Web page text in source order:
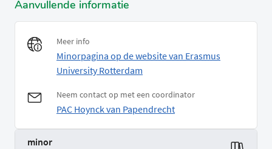
Aanvullende informatie
Meer info
Minorpagina op de website van Erasmus
University Rotterdam
Neem contact op met een coordinator
PAC Hoynck van Papendrecht
minor